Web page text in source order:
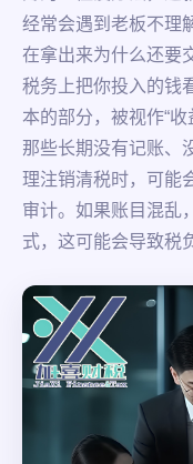
经常会遇到老板不理
在拿出来为什么还要
税务上把你投入的钱
本的部分，被视作“
那些长期没有记账、
理注销清税时，可能
审计。如果账目混乱
式，这可能会导致税